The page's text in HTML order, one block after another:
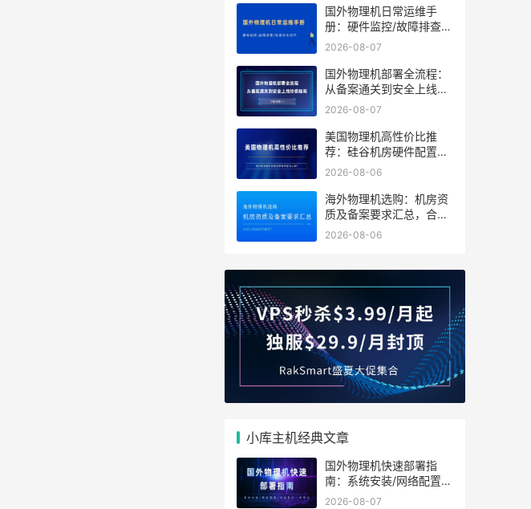
国外物理机日常运维手
册：硬件监控/故障排查/
性能优化技巧
2026-08-07
国外物理机部署全流程：
从备案通关到安全上线终
极指南
2026-08-07
美国物理机高性价比推
荐：硅谷机房硬件配置及
带宽方案怎么选？
2026-08-06
海外物理机选购：机房资
质及备案要求汇总，合规
与性能如何兼得？
2026-08-06
小库主机经典文章
国外物理机快速部署指
南：系统安装/网络配置/
安全防护一步到位
2026-08-07